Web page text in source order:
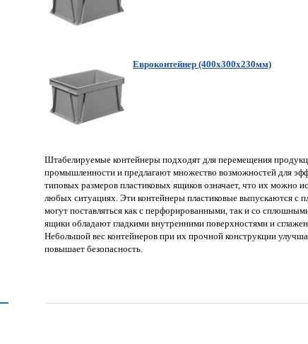
Евроконтейнер (400х300х230мм)
Штабелируемые контейнеры подходят для перемещения
промышленности и предлагают множество возможностей для
типовых размеров пластиковых ящиков означает, что их можно
любых ситуациях. Эти контейнеры пластиковые выпускаются с
могут поставляться как с перфорированными, так и со
ящики обладают гладкими внутренними поверхностями и
Небольшой вес контейнеров при их прочной конструкции
повышает безопасность.